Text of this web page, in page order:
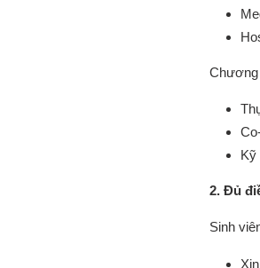
Chương
Kỹ
2. Đủ
Sinh
Xin